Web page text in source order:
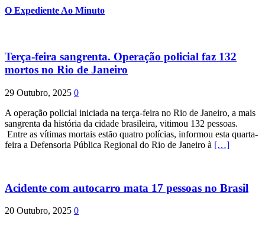
O Expediente Ao Minuto
Terça-feira sangrenta. Operação policial faz 132
mortos no Rio de Janeiro
29 Outubro, 2025 0
A operação policial iniciada na terça-feira no Rio de Janeiro, a mais
sangrenta da história da cidade brasileira, vitimou 132 pessoas.
Entre as vítimas mortais estão quatro polícias, informou esta quarta-
feira a Defensoria Pública Regional do Rio de Janeiro à […]
Acidente com autocarro mata 17 pessoas no Brasil
20 Outubro, 2025 0